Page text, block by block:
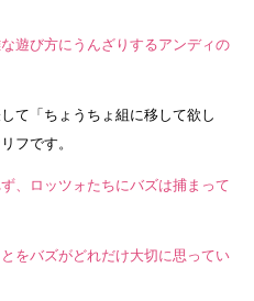
遊び方にうんざりするアンディの
て「ちょうちょ組に移して欲し
フです。
、ロッツォたちにバズは捕まって
をバズがどれだけ大切に思ってい